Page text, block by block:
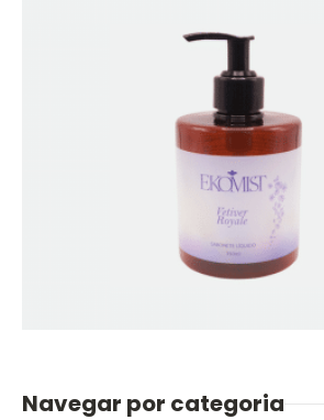
Navegar por categoria